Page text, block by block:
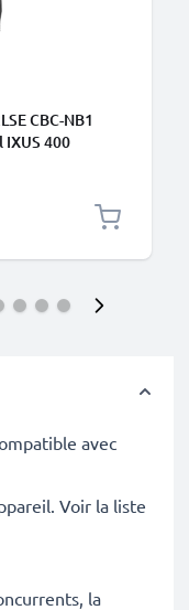
CBC-NB1
400
avec
Voir la liste
la